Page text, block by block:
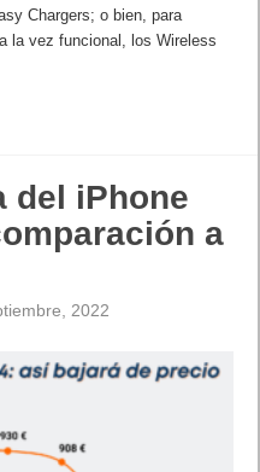
Chargers; o bien, para
la vez funcional, los Wireless
del iPhone
a
2022